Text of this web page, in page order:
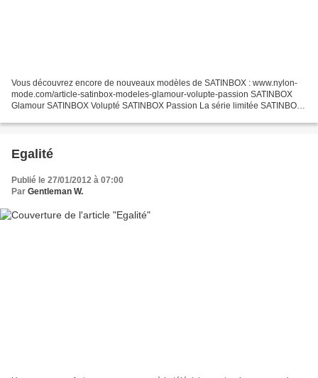
Vous découvrez encore de nouveaux modèles de SATINBOX : www.nylon-
mode.com/article-satinbox-modeles-glamour-volupte-passion SATINBOX
Glamour SATINBOX Volupté SATINBOX Passion La série limitée SATINBOX
pinup...
Egalité
Publié le 27/01/2012 à 07:00
Par Gentleman W.